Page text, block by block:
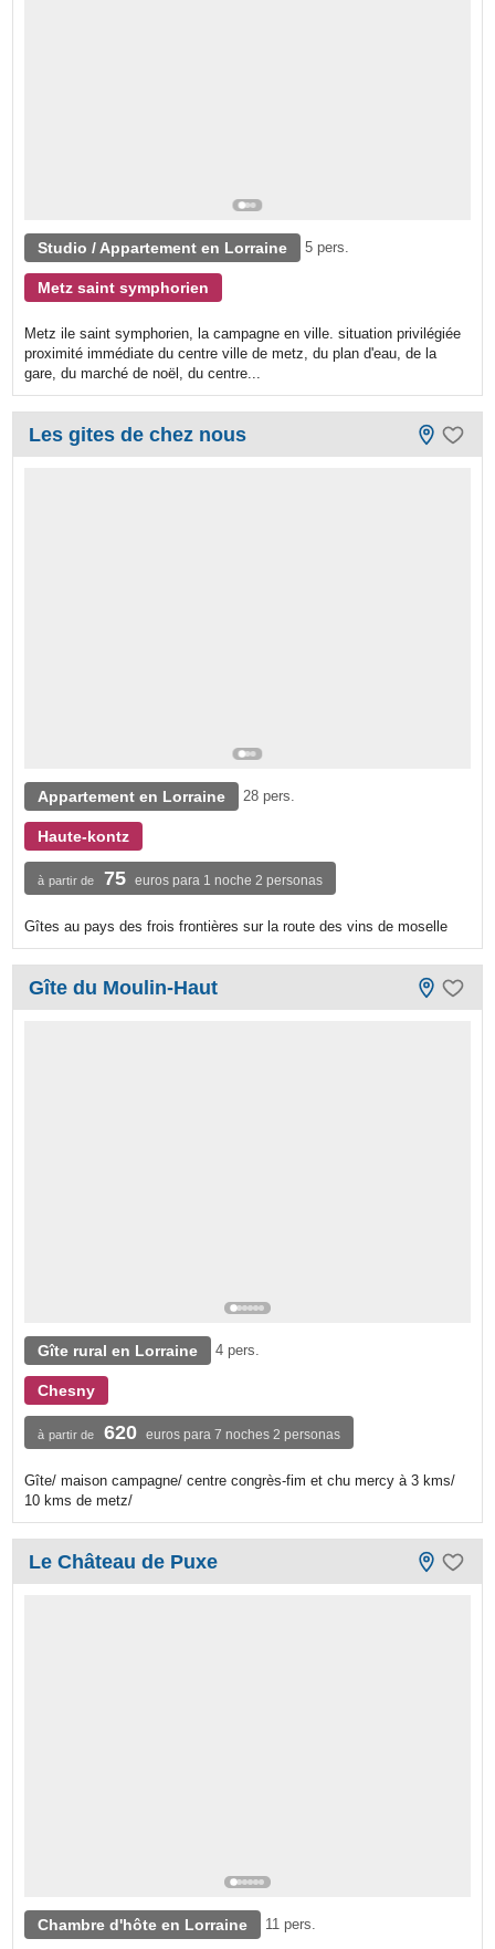
Studio / Appartement en Lorraine 5 pers.
Metz saint symphorien
Metz ile saint symphorien, la campagne en ville. situation privilégiée
proximité immédiate du centre ville de metz, du plan d'eau, de la
gare, du marché de noël, du centre...
Les gites de chez nous
Appartement en Lorraine 28 pers.
Haute-kontz
à partir de 75 euros para 1 noche 2 personas
Gîtes au pays des frois frontières sur la route des vins de moselle
Gîte du Moulin-Haut
Gîte rural en Lorraine 4 pers.
Chesny
à partir de 620 euros para 7 noches 2 personas
Gîte/ maison campagne/ centre congrès-fim et chu mercy à 3 kms/
10 kms de metz/
Le Château de Puxe
Chambre d'hôte en Lorraine 11 pers.